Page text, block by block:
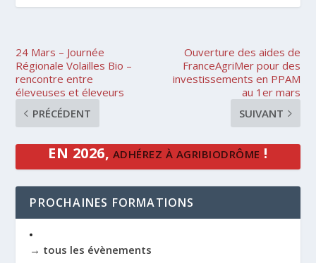
24 Mars – Journée
Régionale Volailles Bio –
rencontre entre
éleveuses et éleveurs
PRÉCÉDENT
Ouverture des aides de
FranceAgriMer pour des
investissements en PPAM
au 1er mars
SUIVANT
EN 2026, ADHÉREZ À AGRIBIODRÔME !
PROCHAINES FORMATIONS
→ tous les évènements